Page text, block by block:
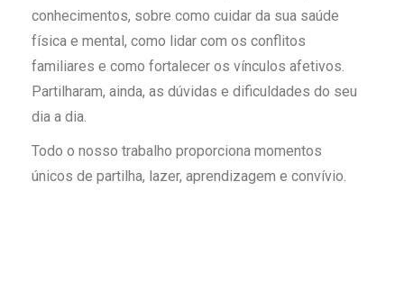
conhecimentos, sobre como cuidar da sua saúde
física e mental, como lidar com os conflitos
familiares e como fortalecer os vínculos afetivos.
Partilharam, ainda, as dúvidas e dificuldades do seu
dia a dia.
Todo o nosso trabalho proporciona momentos
únicos de partilha, lazer, aprendizagem e convívio.